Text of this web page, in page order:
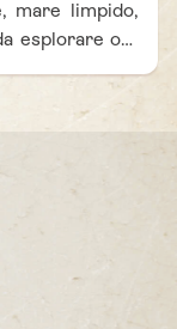
mare limpido,
esplorare ora